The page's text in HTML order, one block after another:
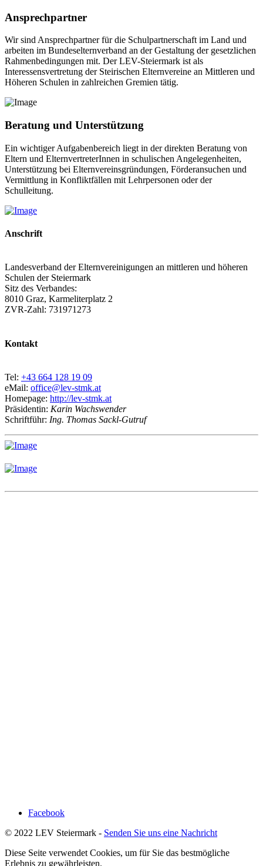
Ansprechpartner
Wir sind Ansprechpartner für die Schulpartnerschaft im Land und
arbeiten im Bundeselternverband an der Gestaltung der gesetzlichen
Rahmenbedingungen mit. Der LEV-Steiermark ist als
Interessensvertretung der Steirischen Elternvereine an Mittleren und
Höheren Schulen in zahlreichen Gremien tätig.
Beratung und Unterstützung
Ein wichtiger Aufgabenbereich liegt in der direkten Beratung von
Eltern und ElternvertreterInnen in schulischen Angelegenheiten,
Unterstützung bei Elternvereinsgründungen, Förderansuchen und
Vermittlung in Konfliktfällen mit Lehrpersonen oder der
Schulleitung.
Anschrift
Landesverband der Elternvereinigungen an mittleren und höheren
Schulen der Steiermark
Sitz des Verbandes:
8010 Graz, Karmeliterplatz 2
ZVR-Zahl: 731971273
Kontakt
Tel: +43 664 128 19 09
eMail: office@lev-stmk.at
Homepage: http://lev-stmk.at
Präsidentin: Karin Wachswender
Schriftführ: Ing. Thomas Sackl-Gutruf
Facebook
© 2022 LEV Steiermark - Senden Sie uns eine Nachricht
Diese Seite verwendet Cookies, um für Sie das bestmögliche
Erlebnis zu gewährleisten.